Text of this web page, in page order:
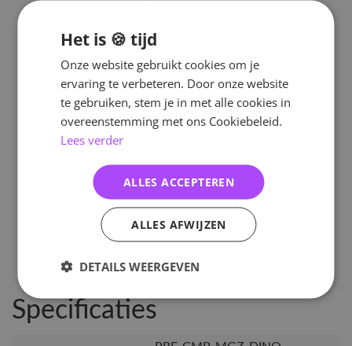
Specificaties
Het is 🍪 tijd
Onze website gebruikt cookies om je
ervaring te verbeteren. Door onze website
te gebruiken, stem je in met alle cookies in
overeenstemming met ons Cookiebeleid.
Lees verder
ALLES ACCEPTEREN
ALLES AFWIJZEN
DETAILS WEERGEVEN